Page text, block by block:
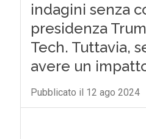
indagini senza
presidenza
Tech. Tuttavia,
avere un
Pubblicato il 12 ago 2024